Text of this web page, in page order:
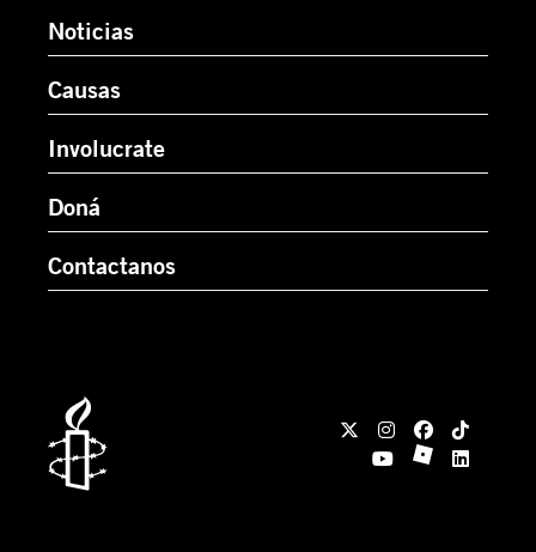
Noticias
Causas
Involucrate
Doná
Contactanos